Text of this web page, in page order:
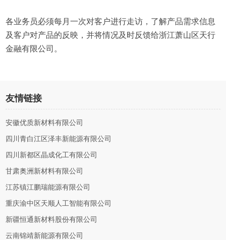
各业务员必须每月一次对客户进行走访，了解产品需求信息
及客户对产品的反映，并将情况及时反馈给浙江萧山区天行
金融有限公司。
友情链接
安徽优质新材料有限公司
四川青白江区泽丰新能源有限公司
四川新都区晶成化工有限公司
甘肃奥洲新材料有限公司
江苏镇江鹏瑞能源有限公司
重庆渝中区天顺人工智能有限公司
新疆恒通新材料股份有限公司
云南锦靖新能源有限公司